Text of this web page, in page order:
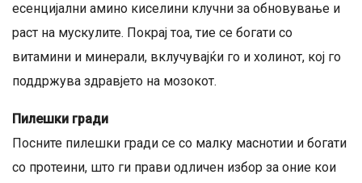
есенцијални амино киселини клучни за обновување и
раст на мускулите. Покрај тоа, тие се богати со
витамини и минерали, вклучувајќи го и холинот, кој го
поддржува здравјето на мозокот.
Пилешки гради
Посните пилешки гради се со малку маснотии и богати
со протеини, што ги прави одличен избор за оние кои